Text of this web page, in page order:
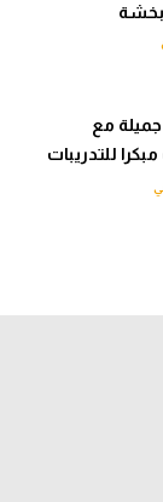
مع
للتدريبات